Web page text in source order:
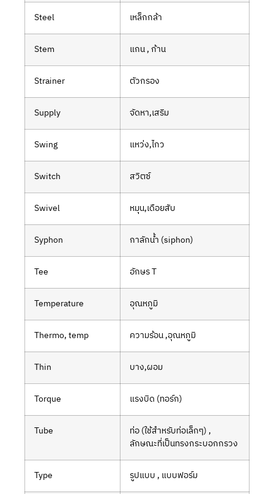
Steel เหล็กกล้า
Stem แกน , ก้าน
Strainer ตัวกรอง
Supply จัดหา,เสริม
Swing แหว่ง,ไกว
Switch สวิตซ์
Swivel หมุุน,เดือยสับ
Syphon กาลักน้ำ (siphon)
Tee อักษร T
Temperature อุณหภูมิ
Thermo, temp ความร้อน ,อุณหภูมิ
Thin บาง,ผอม
Torque แรงบิด (ทอร์ก)
Tube
ท่อ (ใช้สำหรับท่อเล็กๆ) ,
ลักษณะที่เป็นทรงกระบอกกรวง
Type รูปแบบ , แบบฟอร์ม